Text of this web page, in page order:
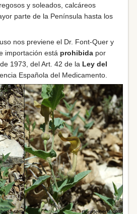
y soleados, calcáreos
parte de la Península hasta los
nos previene el Dr. Font-Quer y
importación está prohibidapor
1973, del Art. 42 de la Ley del
Española del Medicamento.